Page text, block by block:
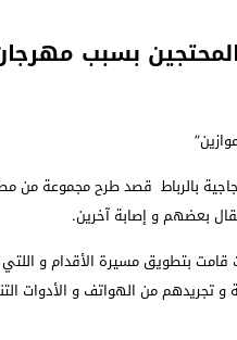
بسبب
لتكوين 10000 إطار تربوي وقفة احتجاجية بالرباط
بعضهم و إصابة آخرين.
قامت بتطويق مسيرة الأقدام و
تجريدهم من الهواتف و الأدوات